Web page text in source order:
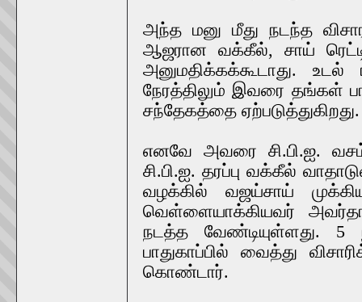
அந்த மனு மீது நடந்த
ஆஜரான வக்கீல், சாய்
அனுமதிக்கக்கூடாது. உடல்
நேரத்திலும் இவரை தங்கள்
சந்தேகத்தை ஏற்படுத்துகிறது.
எனவே அவரை சி.பி.ஐ.
சி.பி.ஐ. தரப்பு வக்கீல்
வழக்கில் வஜய்சாய்
வெள்ளையாக்கியவர்
நடத்த வேண்டியுள்ளது. 5
பாதுகாப்பில் வைத்து
கொண்டார்.